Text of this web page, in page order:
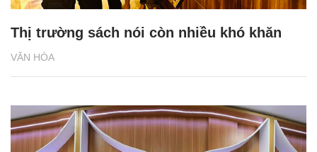
VĂN HÓA
Thị trường sách nói còn nhiều khó khăn